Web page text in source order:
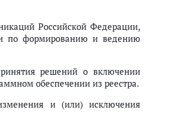
Российской Федерации,
по формированию и ведению
решений о включении
обеспечении из реестра.
и (или) исключения